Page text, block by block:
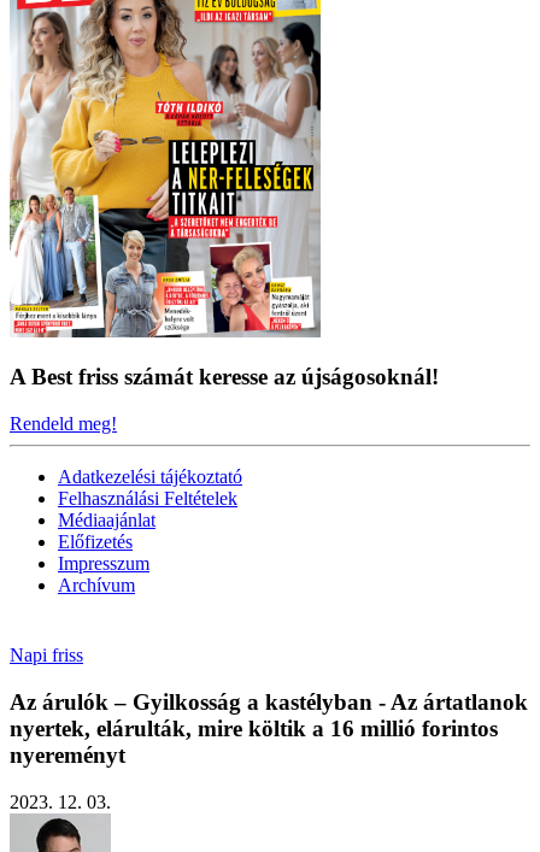
A Best friss számát keresse az újságosoknál!
Rendeld meg!
Adatkezelési tájékoztató
Felhasználási Feltételek
Médiaajánlat
Előfizetés
Impresszum
Archívum
Napi friss
Az árulók – Gyilkosság a kastélyban - Az ártatlanok
nyertek, elárulták, mire költik a 16 millió forintos
nyereményt
2023. 12. 03.